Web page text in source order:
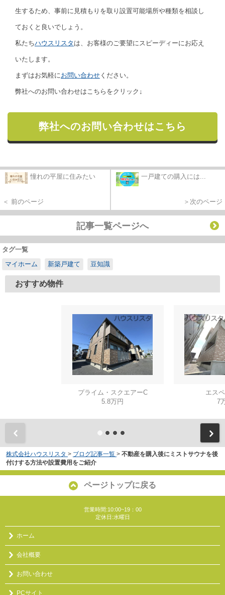
生するため、事前に見積もりを取り設置可能場所や種類を相談し
ておくと良いでしょう。
私たちハウスリスタ は、お客様のご要望にスピーディーにお応え
いたします。
まずはお気軽にお問い合わせ ください。
弊社へのお問い合わせはこちらをクリック↓
弊社へのお問い合わせはこちら
憧れの平屋に住みたい
＜ 前のページ
一戸建ての購入には...
＞次のページ
記事一覧ページへ
タグ一覧
マイホーム
新築戸建て 豆知識
おすすめ物件
プライム・スクエアーC
5.8万円
エス
7
株式会社ハウスリスタ > ブログ記事一覧 > 不動産を購入後にミストサウナを後
付けする方法や設置費用をご紹介
ページトップに戻る
営業時間:10:00~19：00
定休日:水曜日
ホーム
会社概要
お問い合わせ
PCサイト